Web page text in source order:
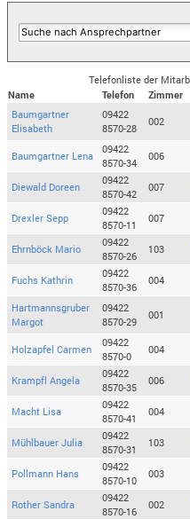
Telefonliste der
Name
Telefon Zimmer
Baumgartner
Elisabeth
09422
8570-28
002
Baumgartner Lena
09422
8570-34
006
Diewald Doreen
09422
8570-42
007
Drexler Sepp
09422
8570-11
007
Ehrnböck Mario
09422
8570-26
103
Fuchs Kathrin
09422
8570-36
004
Hartmannsgruber
Margot
09422
8570-29
001
Holzapfel Carmen
09422
8570-0
004
Krampfl Angela
09422
8570-35
006
Macht Lisa
09422
8570-41
004
Mühlbauer Julia
09422
8570-31
103
Pollmann Hans
09422
8570-10
003
Rother Sandra
09422
8570-16
002